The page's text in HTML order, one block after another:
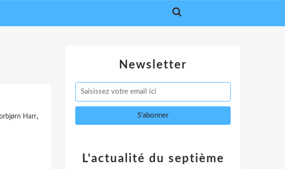
Harr,
Newsletter
L'actualité du septième